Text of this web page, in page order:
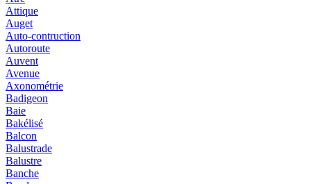
Attique
Auget
Auto-contruction
Autoroute
Auvent
Avenue
Axonométrie
Badigeon
Baie
Bakélisé
Balcon
Balustrade
Balustre
Banche